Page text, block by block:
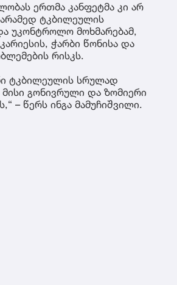
ერთმა კანფეტმა კი არ
ტკბილეულის
უკონტროლო მოხმარებამ,
ჭარბი წონისა და
რისკს.
ტკბილეულის სრულად
მისი გონივრული და ზომიერი
– წერს ინგა მამუჩიშვილი.